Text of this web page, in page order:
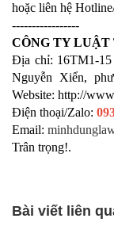
hoặc liên hệ
-----------------
CÔNG TY
Địa chỉ: 16TM1-
Nguyễn Xiển,
Website: http://
Điện thoại/Zalo:
Email:
Trân trọng!.
Bài viết liên